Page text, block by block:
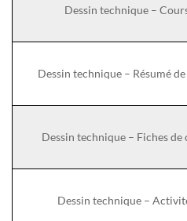
Dessin technique –
Dessin technique – Résumé
Dessin technique – Fiches de
Dessin technique –